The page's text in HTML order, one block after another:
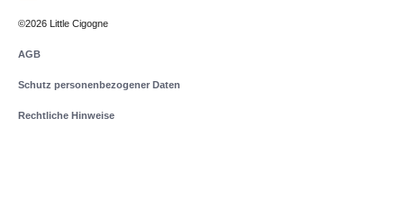
©2026 Little Cigogne
AGB
Schutz personenbezogener Daten
Rechtliche Hinweise